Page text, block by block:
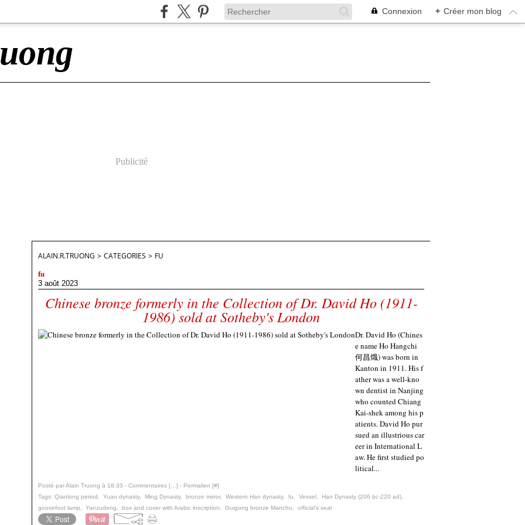
Connexion + Créer mon blog
Publicité
ALAIN.R.TRUONG > CATEGORIES > FU
fu
3 août 2023
Chinese bronze formerly in the Collection of Dr. David Ho (1911-
1986) sold at Sotheby's London
Dr. David Ho (Chines
e name Ho Hangchi
何昌熾) was born in
Kanton in 1911. His f
ather was a well-kno
wn dentist in Nanjing
who counted Chiang
Kai-shek among his p
atients. David Ho pur
sued an illustrious car
eer in International L
aw. He first studied po
litical...
Posté par Alain Truong à 18:33 - Commentaires [ ] - Permalien [#]
Tags: Qianlong period Yuan dynasty, Ming Dynasty, bronze mirror, Western Han dynasty, fu Vessel Han Dynasty (206 bc-220 ad)
goosefoot lamp
Yanzudeng box and cover with Arabic inscription Guigong bronze Manchu official's seal